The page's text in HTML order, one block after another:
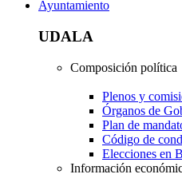
Ayuntamiento
UDALA
Composición política
Plenos y
Órganos de
Plan de
Código de
Elecciones en
Información